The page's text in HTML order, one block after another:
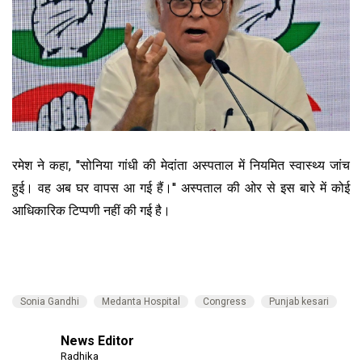
रमेश ने कहा, ''सोनिया गांधी की मेदांता अस्पताल में नियमित स्वास्थ्य जांच
हुई। वह अब घर वापस आ गई हैं।'' अस्पताल की ओर से इस बारे में कोई
आधिकारिक टिप्पणी नहीं की गई है।
Sonia Gandhi Medanta Hospital Congress Punjab kesari
News Editor
Radhika